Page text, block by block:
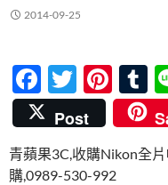
2014-09-25
F
ac
e
b
T
w
itt
er
Pi
nt
er
es
T
u
Post
青蘋果3C,收購Nikon全
購,0989-530-992